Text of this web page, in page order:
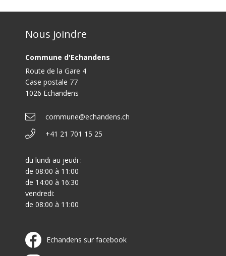
Nous joindre
Commune d'Echandens
Route de la Gare 4
Case postale 77
1026 Echandens
commune@echandens.ch
+41 21 701 15 25
du lundi au jeudi :
de 08:00 à 11:00
de 14:00 à 16:30
vendredi:
de 08:00 à 11:00
Echandens sur facebook